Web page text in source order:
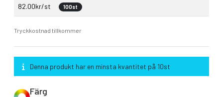
82.00kr/st 100st
Tryckkostnad tillkommer
Denna produkt har en minsta kvantitet på 10st
Färg